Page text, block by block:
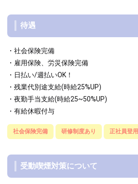
待遇
・社会保険完備
・雇用保険、労災保険完備
・日払い/週払いOK！
・残業代別途支給(時給25%UP)
・夜勤手当支給(時給25~50%UP)
・有給休暇付与
社会保険完備 研修制度あり 正社員登用
受動喫煙対策について